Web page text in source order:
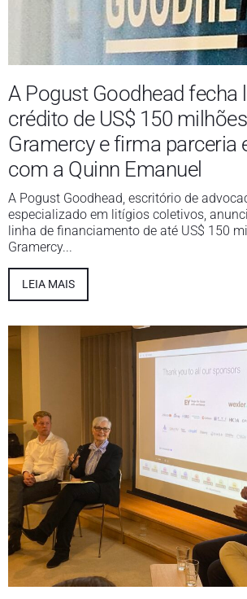
A Pogust Goodhead fecha
crédito de US$ 150
Gramercy e firma parceria
com a Quinn Emanuel
A Pogust Goodhead, escritório de
especializado em litígios coletivos,
linha de financiamento de até US$ 150
Gramercy...
LEIA MAIS